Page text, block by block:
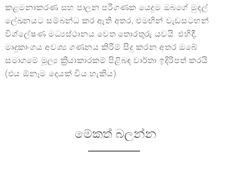
කළමනාකරණ සහ පාලන පරිගණක යෙදුම ඔබගේ මුදල්
ලේඛනයට සම්බන්ධ කර ඇති අතර, එමඟින් වැඩසටහන්
විශ්ලේෂණ මධ්‍යස්ථානය වෙත තොරතුරු යවයි. එහිදී,
මෘදුකාංගය අවශ්‍ය ගණනය කිරීම් සිදු කරන අතර ඔබේ
සමාගමේ මූල්‍ය ක්‍රියාකාරකම් පිළිබඳ වාර්තා ඉදිරිපත් කරයි
(එය ඕනෑම දෙයක් විය හැකිය).
මේකත් බලන්න